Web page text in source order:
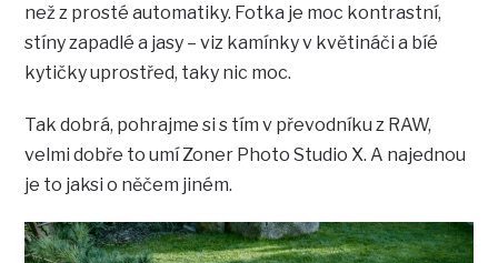
než z prosté automatiky. Fotka je moc kontrastní,
stíny zapadlé a jasy – viz kamínky v květináči a bíé
kytičky uprostřed, taky nic moc.
Tak dobrá, pohrajme si s tím v převodníku z RAW,
velmi dobře to umí Zoner Photo Studio X. A najednou
je to jaksi o něčem jiném.